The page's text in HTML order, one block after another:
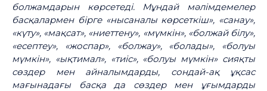
болжамдарын көрсетеді. Мұндай мәлімдемелер
басқалармен бірге «нысаналы көрсеткіш», «санау»,
«күту», «мақсат», «ниеттену», «мүмкін», «болжай білу»,
«есептеу», «жоспар», «болжау», «болады», «болуы
мүмкін», «ықтимал», «тиіс», «болуы мүмкін» сияқты
сөздер мен айналымдарды, сондай-ақ ұқсас
мағынадағы басқа да сөздер мен ұғымдарды